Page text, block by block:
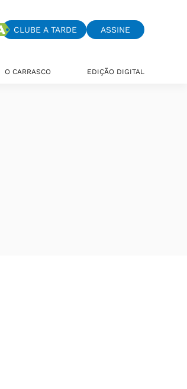
CLUBE A TARDE ASSINE
O CARRASCO EDIÇÃO DIGITAL